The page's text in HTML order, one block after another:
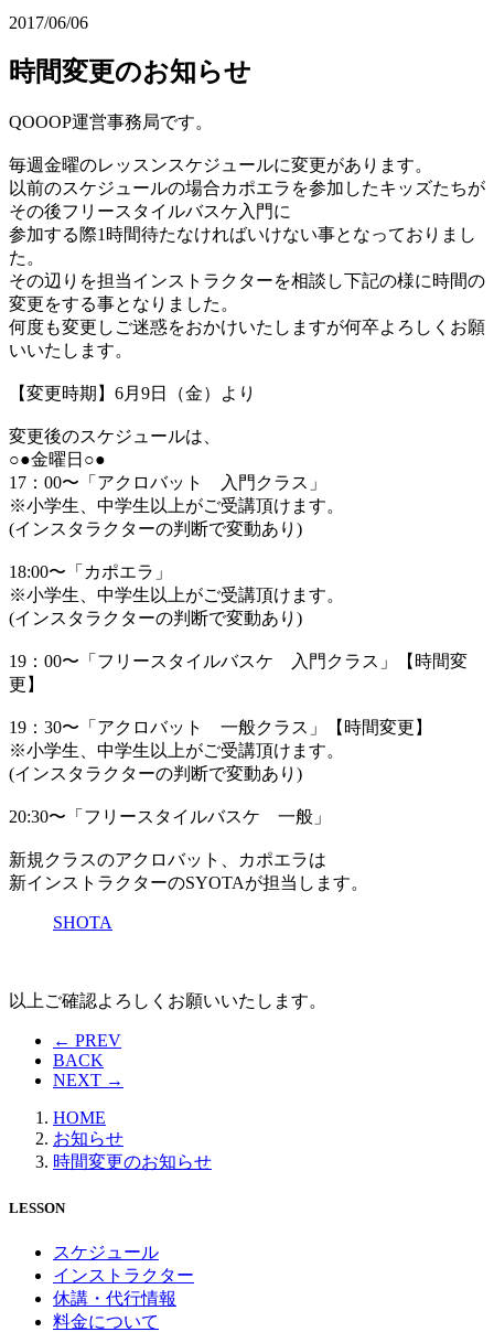
2017/06/06
時間変更のお知らせ
QOOOP運営事務局です。
毎週金曜のレッスンスケジュールに変更があります。
以前のスケジュールの場合カポエラを参加したキッズたちが
その後フリースタイルバスケ入門に
参加する際1時間待たなければいけない事となっておりまし
た。
その辺りを担当インストラクターを相談し下記の様に時間の
変更をする事となりました。
何度も変更しご迷惑をおかけいたしますが何卒よろしくお願
いいたします。
【変更時期】6月9日（金）より
変更後のスケジュールは、
○●金曜日○●
17：00〜「アクロバット 入門クラス」
※小学生、中学生以上がご受講頂けます。
(インスタラクターの判断で変動あり)
18:00〜「カポエラ」
※小学生、中学生以上がご受講頂けます。
(インスタラクターの判断で変動あり)
19：00〜「フリースタイルバスケ 入門クラス」【時間変
更】
19：30〜「アクロバット 一般クラス」【時間変更】
※小学生、中学生以上がご受講頂けます。
(インスタラクターの判断で変動あり)
20:30〜「フリースタイルバスケ 一般」
新規クラスのアクロバット、カポエラは
新インストラクターのSYOTAが担当します。
SHOTA
以上ご確認よろしくお願いいたします。
← PREV
BACK
NEXT →
HOME
お知らせ
時間変更のお知らせ
LESSON
スケジュール
インストラクター
休講・代行情報
料金について